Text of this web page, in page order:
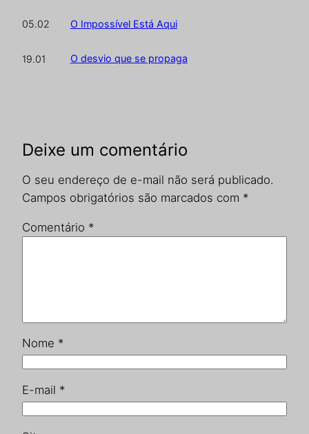
05.02 O Impossível Está Aqui
19.01 O desvio que se propaga
Deixe um comentário
O seu endereço de e-mail não será publicado.
Campos obrigatórios são marcados com *
Comentário *
Nome *
E-mail *